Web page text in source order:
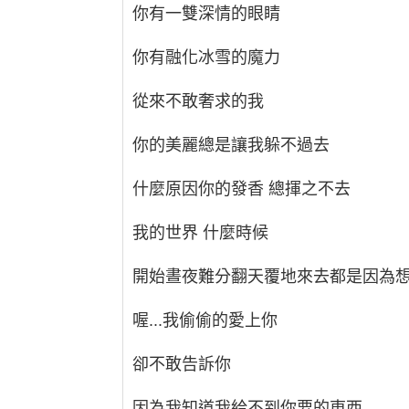
你有一雙深情的眼睛
你有融化冰雪的魔力
從來不敢奢求的我
你的美麗總是讓我躲不過去
什麼原因你的發香 總揮之不去
我的世界 什麼時候
開始晝夜難分翻天覆地來去都是因為
喔...我偷偷的愛上你
卻不敢告訴你